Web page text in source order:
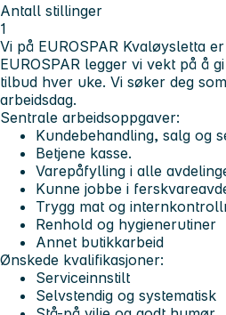
Antall stillinger
1
Vi på EUROSPAR Kvaløysletta
EUROSPAR legger vi vekt på å
tilbud hver uke. Vi søker deg
arbeidsdag.
Sentrale arbeidsoppgaver:
Kundebehandling, salg og
Betjene kasse.
Varepåfylling i alle
Kunne jobbe i
Trygg mat og
Renhold og hygienerutiner
Annet butikkarbeid
Ønskede kvalifikasjoner:
Serviceinnstilt
Selvstendig og systematisk